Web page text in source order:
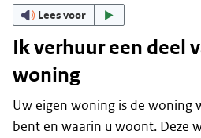
Lees voor
Ik verhuur een deel
woning
Uw eigen woning is de woning
bent en waarin u woont. Deze